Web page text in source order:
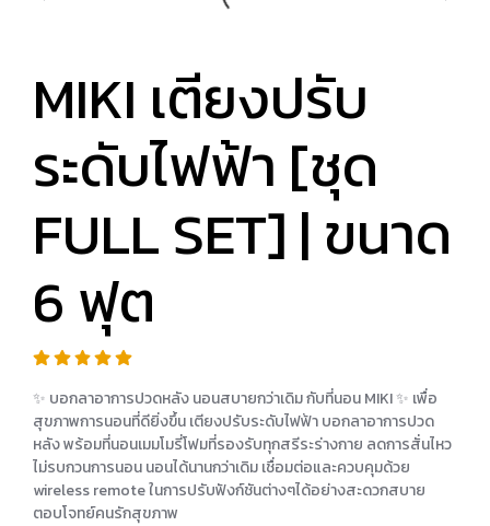
MIKI เตียงปรับ
ระดับไฟฟ้า [ชุด
FULL SET] | ขนาด
6 ฟุต
✨ บอกลาอาการปวดหลัง นอนสบายกว่าเดิม กับที่นอน MIKI ✨ เพื่อ
สุขภาพการนอนที่ดียิ่งขึ้น เตียงปรับระดับไฟฟ้า บอกลาอาการปวด
หลัง พร้อมที่นอนเมมโมรี่โฟมที่รองรับทุกสรีระร่างกาย ลดการสั่นไหว
ไม่รบกวนการนอน นอนได้นานกว่าเดิม เชื่อมต่อและควบคุมด้วย
wireless remote ในการปรับฟังก์ชันต่างๆได้อย่างสะดวกสบาย
ตอบโจทย์คนรักสุขภาพ